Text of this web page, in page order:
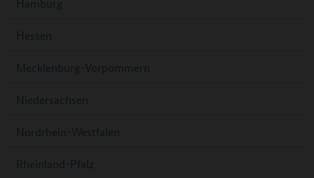
Hamburg
Hessen
Mecklenburg-Vorpommern
Niedersachsen
Nordrhein-Westfalen
Rheinland-Pfalz